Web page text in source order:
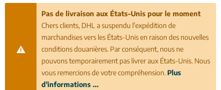
Pas de livraison aux États-Unis pour le moment
Chers clients, DHL a suspendu l'expédition de
marchandises vers les États-Unis en raison des nouvelles
conditions douanières. Par conséquent, nous ne
pouvons temporairement pas livrer aux États-Unis. Nous
vous remercions de votre compréhension. Plus
d'informations ...